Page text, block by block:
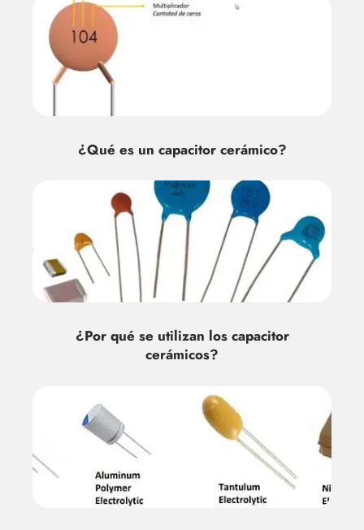
¿Qué es un capacitor cerámico?
¿Por qué se utilizan los capacitor
cerámicos?